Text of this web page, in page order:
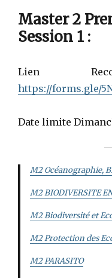
Master 2
Session 1 :
Lien
https://forms.gle/
Date limite
M2 Océanographie,
M2 BIODIVERSITE
M2 Biodiversité et
M2 Protection des
M2 PARASITO